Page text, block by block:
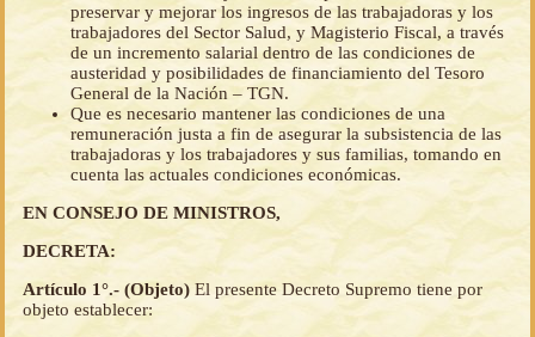
preservar y mejorar los ingresos de las trabajadoras y los
trabajadores del Sector Salud, y Magisterio Fiscal, a través
de un incremento salarial dentro de las condiciones de
austeridad y posibilidades de financiamiento del Tesoro
General de la Nación – TGN.
Que es necesario mantener las condiciones de una
remuneración justa a fin de asegurar la subsistencia de las
trabajadoras y los trabajadores y sus familias, tomando en
cuenta las actuales condiciones económicas.
EN CONSEJO DE MINISTROS,
DECRETA:
Artículo 1°.- (Objeto) El presente Decreto Supremo tiene por
objeto establecer: